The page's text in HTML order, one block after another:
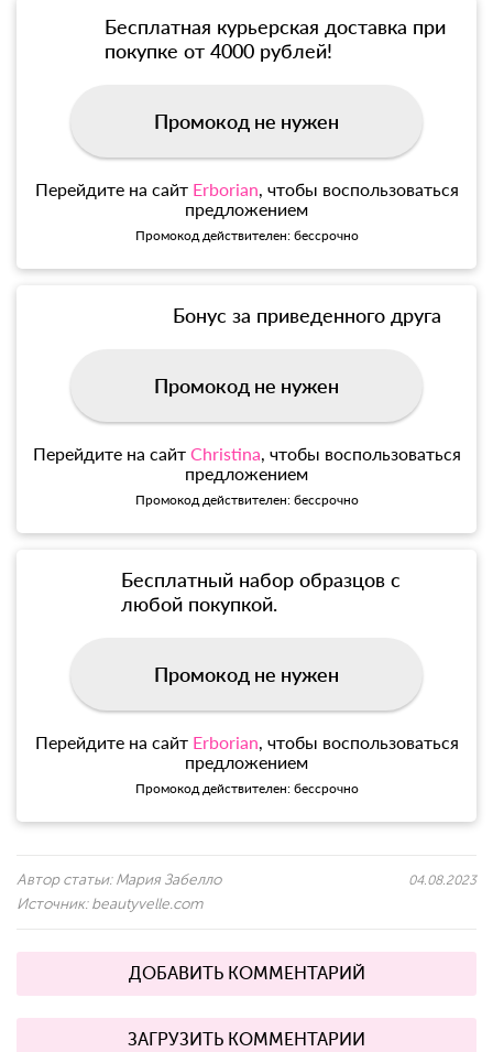
Бесплатная курьерская доставка при
покупке от 4000 рублей!
Промокод не нужен
Перейдите на сайт Erborian, чтобы воспользоваться
предложением
Промокод действителен: бессрочно
Бонус за приведенного друга
Промокод не нужен
Перейдите на сайт Christina, чтобы воспользоваться
предложением
Промокод действителен: бессрочно
Бесплатный набор образцов с
любой покупкой.
Промокод не нужен
Перейдите на сайт Erborian, чтобы воспользоваться
предложением
Промокод действителен: бессрочно
Автор статьи: Мария Забелло
Источник: beautyvelle.com
04.08.2023
ДОБАВИТЬ КОММЕНТАРИЙ
ЗАГРУЗИТЬ КОММЕНТАРИИ